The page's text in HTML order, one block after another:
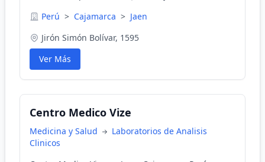
Perú > Cajamarca > Jaen
Jirón Simón Bolívar, 1595
Ver Más
Centro Medico Vize
Medicina y Salud
Laboratorios de Analisis
Clinicos